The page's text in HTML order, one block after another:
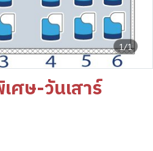
1/1
ศษ-วันเสาร์